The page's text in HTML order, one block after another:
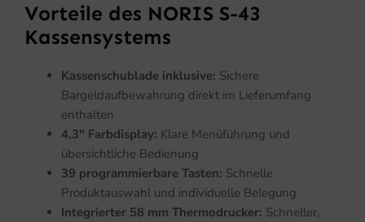
Vorteile des NORIS S-43
Kassensystems
Kassenschublade inklusive: Sichere
Bargeldaufbewahrung direkt im Lieferumfang
enthalten
4,3″ Farbdisplay: Klare Menüführung und
übersichtliche Bedienung
39 programmierbare Tasten: Schnelle
Produktauswahl und individuelle Belegung
Integrierter 58 mm Thermodrucker: Schneller,